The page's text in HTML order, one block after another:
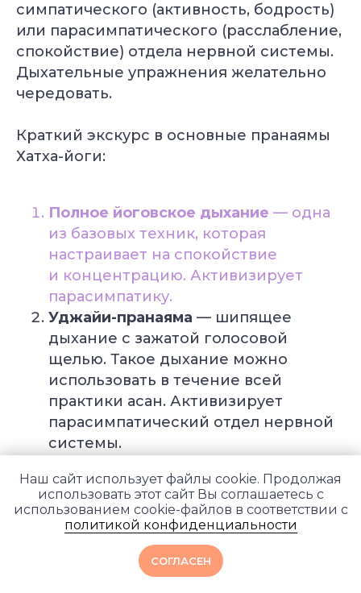
симпатического (активность, бодрость)
или парасимпатического (расслабление,
спокойствие) отдела нервной системы.
Дыхательные упражнения желательно
чередовать.
Краткий экскурс в основные пранаямы
Хатха-йоги:
Полное йоговское дыхание — одна
из базовых техник, которая
настраивает на спокойствие
и концентрацию. Активизирует
парасимпатику.
Уджайи-пранаяма — шипящее
дыхание с зажатой голосовой
щелью. Такое дыхание можно
использовать в течение всей
практики асан. Активизирует
парасимпатический отдел нервной
системы.
дыхание с акцентированным
выдохом через нос. На вдохе живот
надувается, на выдохе резко
подтягивается. После Капалабхати
рекомендуется практиковать
Наш сайт использует файлы cookie. Продолжая
использовать этот сайт Вы соглашаетесь с
использованием cookie-файлов в соответствии с
политикой конфиденциальности
СОГЛАСЕН